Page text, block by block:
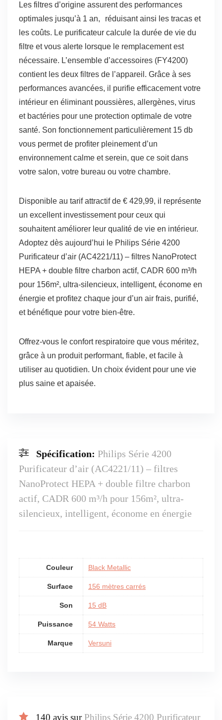
Les filtres d’origine assurent des performances
optimales jusqu’à 1 an, réduisant ainsi les tracas et
les coûts. Le purificateur calcule la durée de vie du
filtre et vous alerte lorsque le remplacement est
nécessaire. L’ensemble d’accessoires (FY4200)
contient les deux filtres de l’appareil. Grâce à ses
performances avancées, il purifie efficacement votre
intérieur en éliminant poussières, allergènes, virus
et bactéries pour une protection optimale de votre
santé. Son fonctionnement particulièrement 15 db
vous permet de profiter pleinement d’un
environnement calme et serein, que ce soit dans
votre salon, votre bureau ou votre chambre.
Disponible au tarif attractif de € 429,99, il représente
un excellent investissement pour ceux qui
souhaitent améliorer leur qualité de vie en intérieur.
Adoptez dès aujourd’hui le Philips Série 4200
Purificateur d’air (AC4221/11) – filtres NanoProtect
HEPA + double filtre charbon actif, CADR 600 m³/h
pour 156m², ultra-silencieux, intelligent, économe en
énergie et profitez chaque jour d’un air frais, purifié,
et bénéfique pour votre bien-être.
Offrez-vous le confort respiratoire que vous méritez,
grâce à un produit performant, fiable, et facile à
utiliser au quotidien. Un choix évident pour une vie
plus saine et apaisée.
Spécification: Philips Série 4200
Purificateur d’air (AC4221/11) – filtres
NanoProtect HEPA + double filtre charbon
actif, CADR 600 m³/h pour 156m², ultra-
silencieux, intelligent, économe en énergie
Couleur Black Metallic
Surface 156 mètres carrés
Son 15 dB
Puissance 54 Watts
Marque Versuni
140 avis surPhilips Série 4200 Purificateur